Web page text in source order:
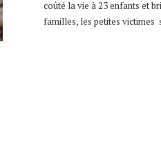
coûté la vie à 23 enfants et
familles, les petites victimes